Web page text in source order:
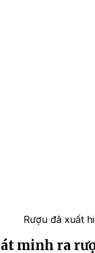
Rượu đã xuất
minh ra